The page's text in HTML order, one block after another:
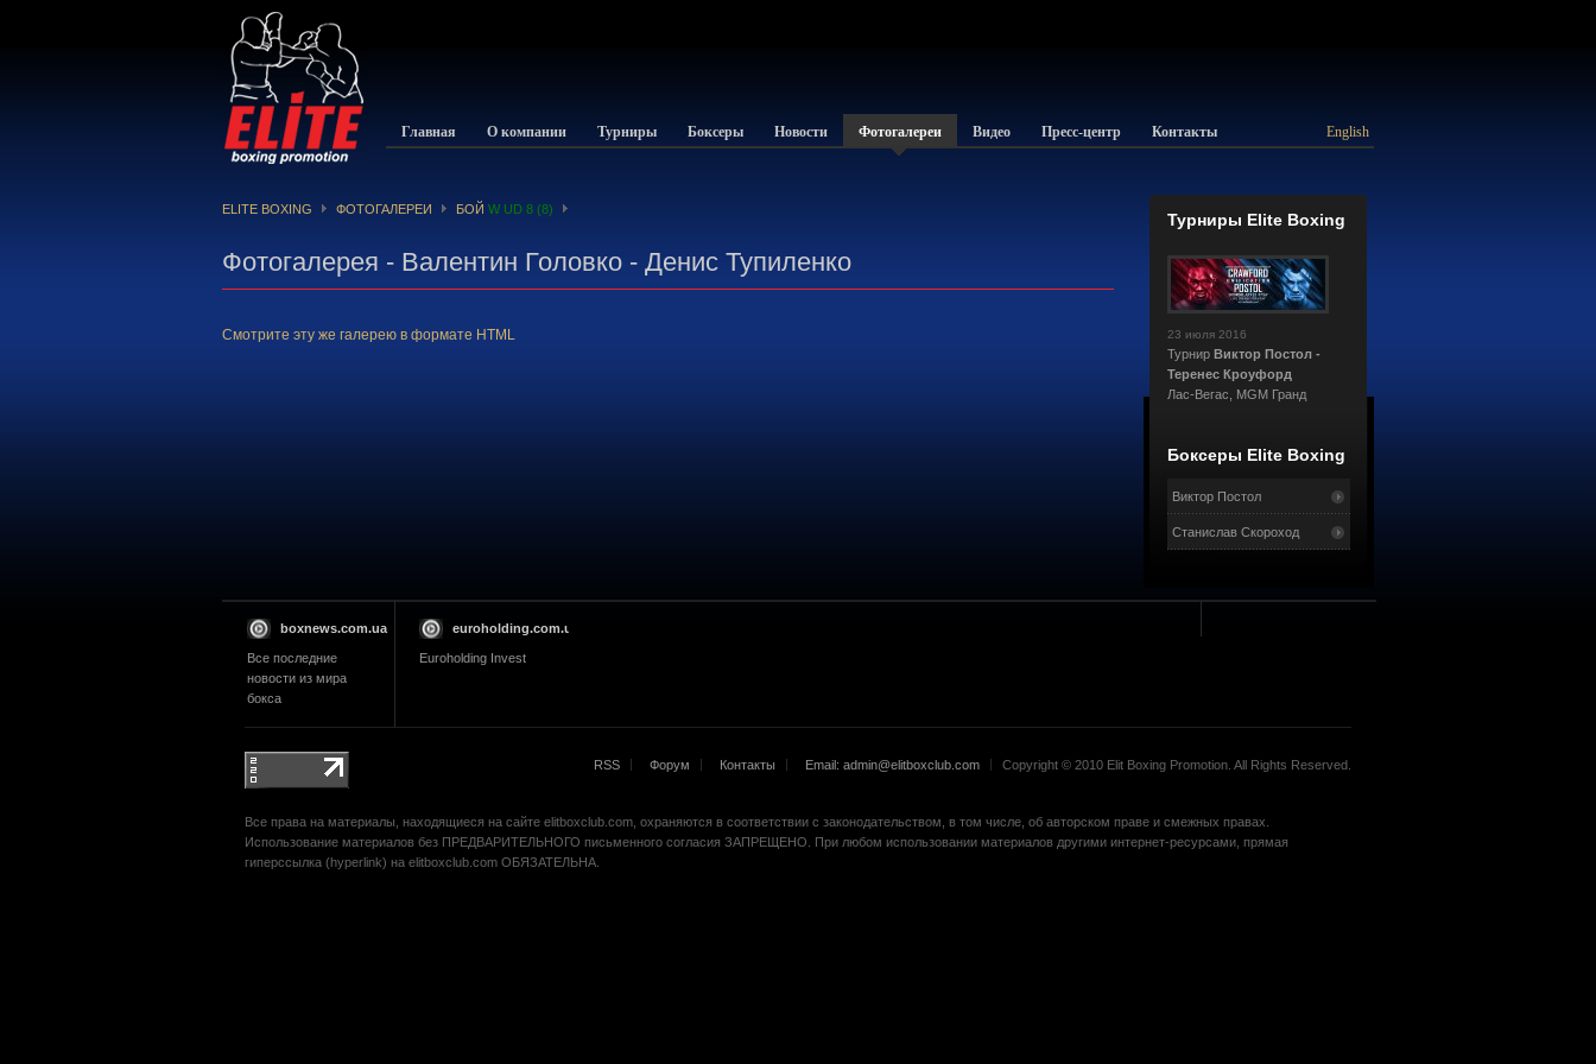
Главная О компании Турниры Боксеры Новости Фотогалереи Видео Пресс-центр Контакты English
ELITE BOXING ФОТОГАЛЕРЕИ БОЙ W UD 8 (8)
Фотогалерея - Валентин Головко - Денис Тупиленко
Смотрите эту же галерею в формате HTML
Турниры Elite Boxing
23 июля 2016
Турнир Виктор Постол -
Теренес Кроуфорд
Лас-Вегас, MGM Гранд
Боксеры Elite Boxing
Виктор Постол
Станислав Скороход
boxnews.com.ua
Все последние
новости из мира
бокса
euroholding.com.ua
Euroholding Invest
RSS Форум Контакты Email: admin@elitboxclub.com Copyright © 2010 Elit Boxing Promotion. All Rights Reserved.
Все права на материалы, находящиеся на сайте elitboxclub.com, охраняются в соответствии с законодательством, в том числе, об авторском праве и смежных правах.
Использование материалов без ПРЕДВАРИТЕЛЬНОГО письменного согласия ЗАПРЕЩЕНО. При любом использовании материалов другими интернет-ресурсами, прямая
гиперссылка (hyperlink) на elitboxclub.com ОБЯЗАТЕЛЬНА.